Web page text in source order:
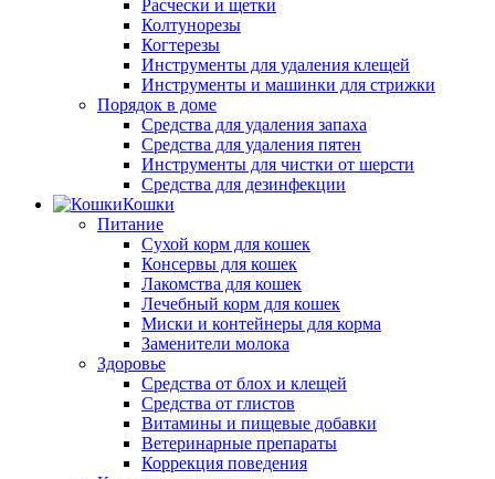
Расчески и щетки
Колтунорезы
Когтерезы
Инструменты для удаления клещей
Инструменты и машинки для стрижки
Порядок в доме
Средства для удаления запаха
Средства для удаления пятен
Инструменты для чистки от шерсти
Средства для дезинфекции
Кошки
Питание
Сухой корм для кошек
Консервы для кошек
Лакомства для кошек
Лечебный корм для кошек
Миски и контейнеры для корма
Заменители молока
Здоровье
Средства от блох и клещей
Средства от глистов
Витамины и пищевые добавки
Ветеринарные препараты
Коррекция поведения